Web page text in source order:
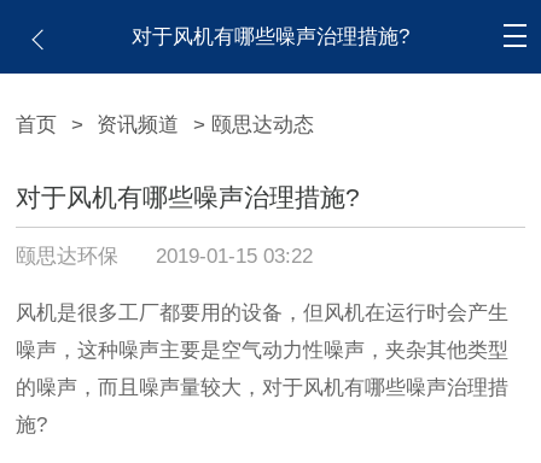
对于风机有哪些噪声治理措施?
首页 > 资讯频道 > 颐思达动态
对于风机有哪些噪声治理措施?
颐思达环保 2019-01-15 03:22
风机是很多工厂都要用的设备，但风机在运行时会产生
噪声，这种噪声主要是空气动力性噪声，夹杂其他类型
的噪声，而且噪声量较大，对于风机有哪些噪声治理措
施?